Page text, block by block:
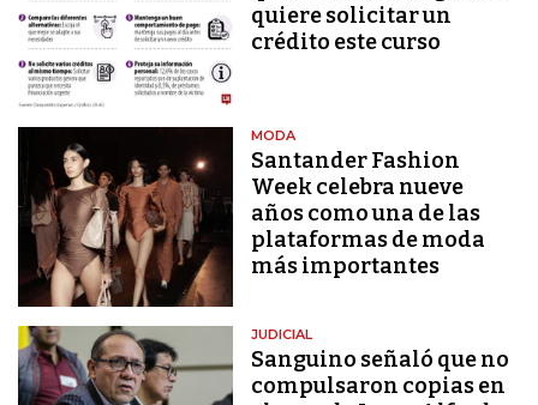
quiere solicitar un
crédito este curso
MODA
Santander Fashion
Week celebra nueve
años como una de las
plataformas de moda
más importantes
JUDICIAL
Sanguino señaló que no
compulsaron copias en